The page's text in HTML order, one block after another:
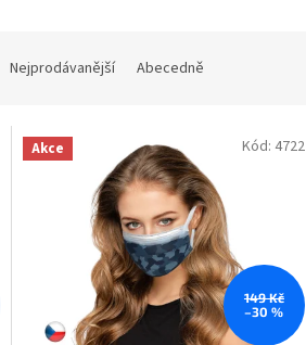
Nejprodávanější Abecedně
Akce
149 Kč
–30 %
Kód: 4722